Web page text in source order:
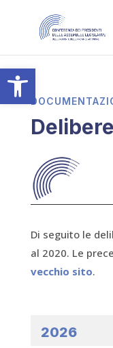
Apri la barra degli strumenti
Delibere
Di seguito le
al 2020. Le
vecchio sito.
2026